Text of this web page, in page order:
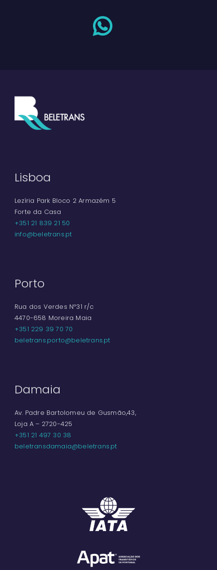
Lisboa
Lezíria Park Bloco 2 Armazém 5
Forte da Casa
+351 21 839 21 50
info@beletrans.pt
Porto
Rua dos Verdes Nº31 r/c
4470-658 Moreira Maia
+351 229 39 70 70
beletrans.porto@beletrans.pt
Damaia
Av. Padre Bartolomeu de Gusmão,43,
Loja A – 2720-425
+351 21 497 30 38
beletransdamaia@beletrans.pt